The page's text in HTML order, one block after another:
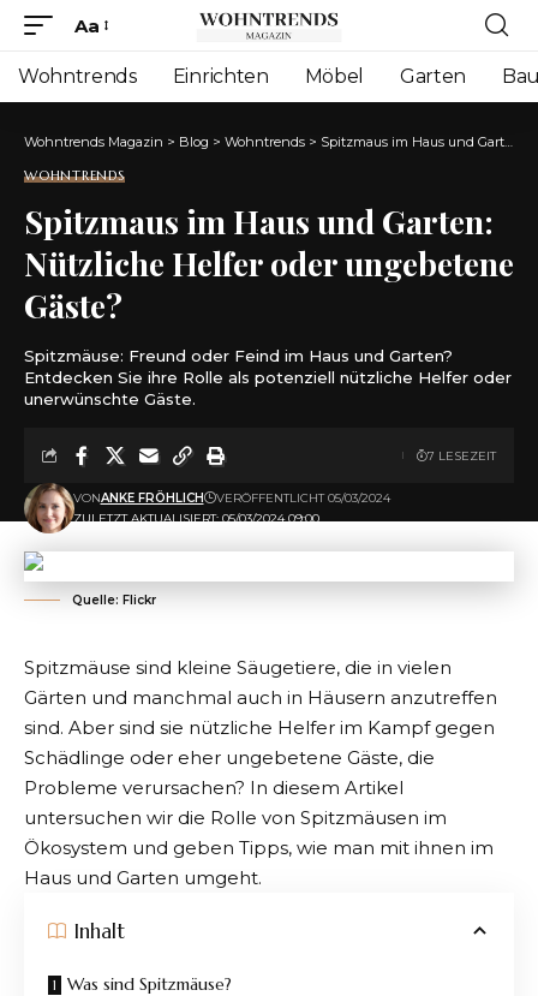
Font
Resizer
Aa
Wohntrends Einrichten Möbel Garten
Wohntrends Magazin > Blog > Wohntrends > Spitzmaus im Haus und Garten: Nützliche Helfer oder ungebetene Gäste?
WOHNTRENDS
Spitzmaus im Haus und Garten:
Nützliche Helfer oder ungebetene
Gäste?
Spitzmäuse: Freund oder Feind im Haus und Garten?
Entdecken Sie ihre Rolle als potenziell nützliche Helfer oder
unerwünschte Gäste.
ZULETZT AKTUALISIERT: 05/03/2024 09:00
VONANKE FRÖHLICH VERÖFFENTLICHT 05/03/2024
7 LESEZEIT
Quelle: Flickr
Spitzmäuse sind kleine Säugetiere, die in vielen
Gärten und manchmal auch in Häusern anzutreffen
sind. Aber sind sie nützliche Helfer im Kampf gegen
Schädlinge oder eher ungebetene Gäste, die
Probleme verursachen? In diesem Artikel
untersuchen wir die Rolle von Spitzmäusen im
Ökosystem und geben Tipps, wie man mit ihnen im
Haus und Garten umgeht.
Inhalt
Was sind Spitzmäuse?